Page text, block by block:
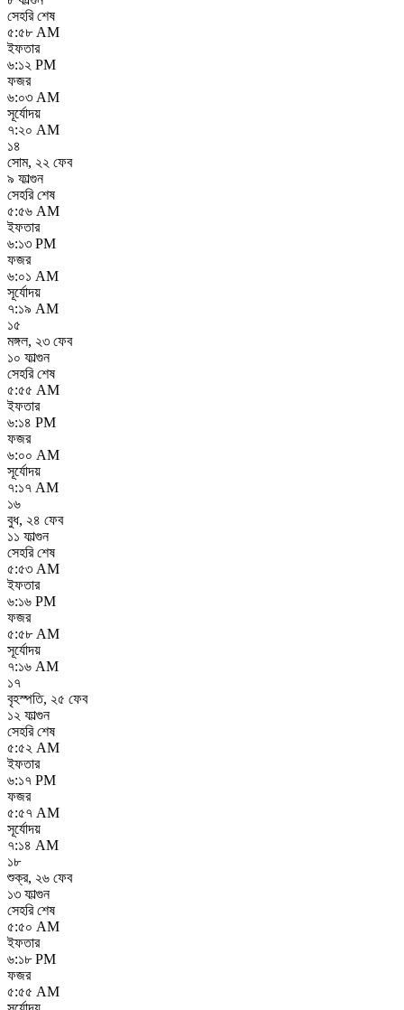
সেহরি শেষ
৫:৫৮ AM
ইফতার
৬:১২ PM
ফজর
৬:০৩ AM
সূর্যোদয়
৭:২০ AM
১৪
সোম, ২২ ফেব
৯ ফাল্গুন
সেহরি শেষ
৫:৫৬ AM
ইফতার
৬:১৩ PM
ফজর
৬:০১ AM
সূর্যোদয়
৭:১৯ AM
১৫
মঙ্গল, ২৩ ফেব
১০ ফাল্গুন
সেহরি শেষ
৫:৫৫ AM
ইফতার
৬:১৪ PM
ফজর
৬:০০ AM
সূর্যোদয়
৭:১৭ AM
১৬
বুধ, ২৪ ফেব
১১ ফাল্গুন
সেহরি শেষ
৫:৫৩ AM
ইফতার
৬:১৬ PM
ফজর
৫:৫৮ AM
সূর্যোদয়
৭:১৬ AM
১৭
বৃহস্পতি, ২৫ ফেব
১২ ফাল্গুন
সেহরি শেষ
৫:৫২ AM
ইফতার
৬:১৭ PM
ফজর
৫:৫৭ AM
সূর্যোদয়
৭:১৪ AM
১৮
শুক্র, ২৬ ফেব
১৩ ফাল্গুন
সেহরি শেষ
৫:৫০ AM
ইফতার
৬:১৮ PM
ফজর
৫:৫৫ AM